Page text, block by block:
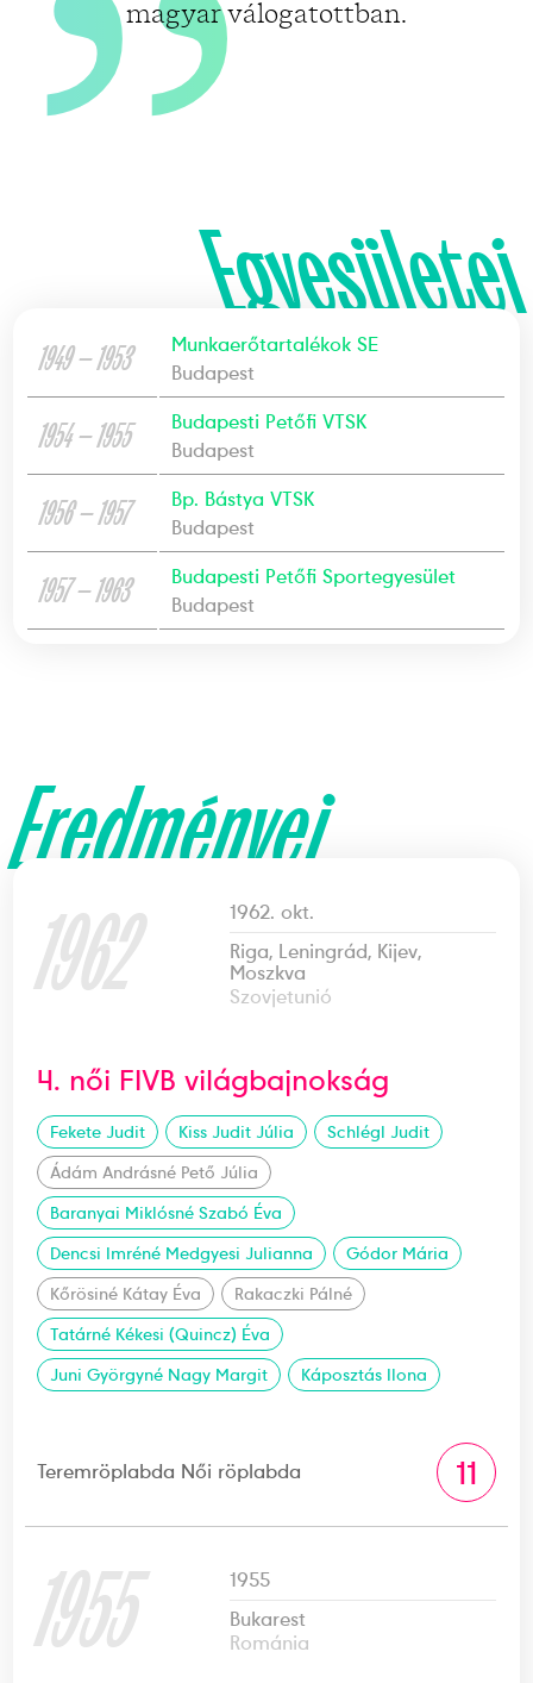
magyar válogatottban.
Egyesületei
1949 — 1953
Munkaerőtartalékok SE
Budapest
1954 — 1955
Budapesti Petőfi VTSK
Budapest
1956 — 1957
Bp. Bástya VTSK
Budapest
1957 — 1963
Budapesti Petőfi Sportegyesület
Budapest
Eredményei
1962
1962. okt.
Riga, Leningrád, Kijev,
Moszkva
Szovjetunió
4. női FIVB világbajnokság
Fekete Judit Kiss Judit Júlia
Schlégl Judit
Ádám Andrásné Pető Júlia
Baranyai Miklósné Szabó Éva
Dencsi Imréné Medgyesi Julianna
Gódor Mária
Kőrösiné Kátay Éva
Rakaczki Pálné
Tatárné Kékesi (Quincz) Éva
Juni Györgyné Nagy Margit
Káposztás Ilona
Teremröplabda Női röplabda 11
1955
1955
Bukarest
Románia